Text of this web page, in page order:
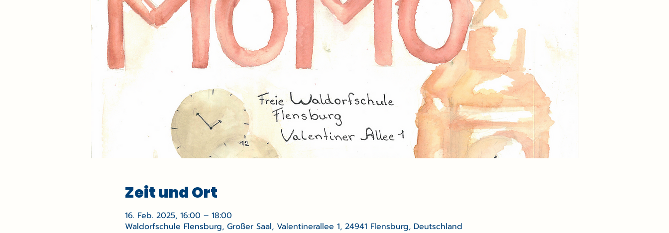
Zeit und Ort
16. Feb. 2025, 16:00 – 18:00
Waldorfschule Flensburg, Großer Saal, Valentinerallee 1, 24941 Flensburg, Deutschland